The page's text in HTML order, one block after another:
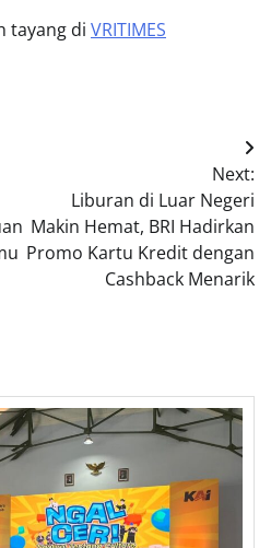
tayang di VRITIMES
Next:
Liburan di Luar Negeri
Makin Hemat, BRI Hadirkan
Promo Kartu Kredit dengan
Cashback Menarik